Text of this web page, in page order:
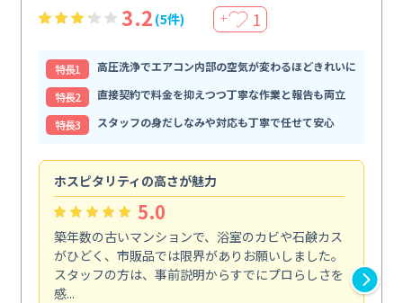
3.2 (5件) ＋ 1
特⻑1
高圧洗浄でエアコン内部の空気が変わるほどきれいに
特⻑2
直接契約で料金を抑えつつ丁寧な作業と報告も両立
特⻑3
スタッフの身だしなみや対応も丁寧で任せて安心
ホスピタリティの高さが魅力
5.0
築年数の古いマンションで、浴室のカビや石鹸カス
がひどく、市販品では限界がありお願いしました。
スタッフの方は、事前説明からすでにプロらしさを
感...